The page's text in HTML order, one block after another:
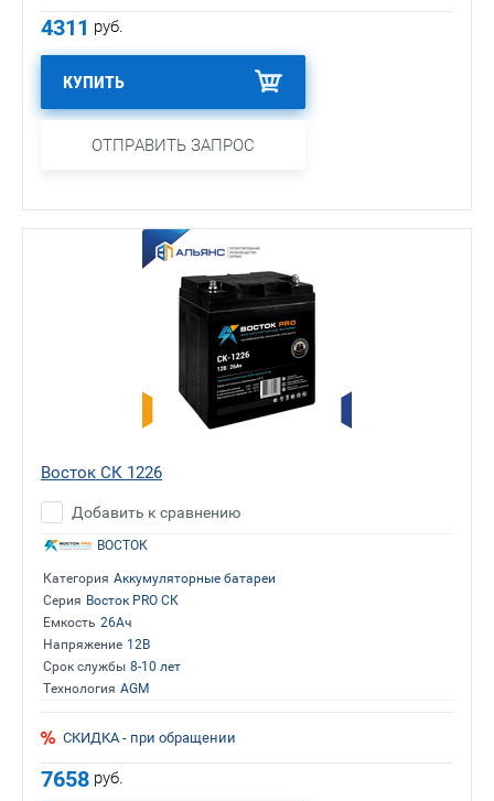
4311 руб.
КУПИТЬ
ОТПРАВИТЬ ЗАПРОС
Восток СК 1226
Добавить к сравнению
ВОСТОК
Категория Аккумуляторные батареи
Серия Восток PRO СК
Емкость 26Ач
Напряжение 12В
Срок службы 8-10 лет
Технология AGM
СКИДКА - при обращении
7658 руб.